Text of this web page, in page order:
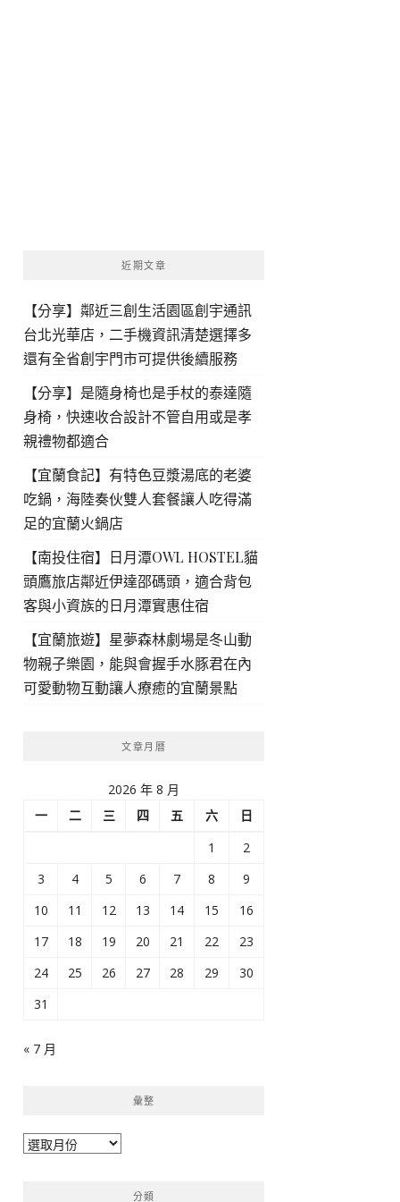
近期文章
【分享】鄰近三創生活園區創宇通訊
台北光華店，二手機資訊清楚選擇多
還有全省創宇門市可提供後續服務
【分享】是隨身椅也是手杖的泰達隨
身椅，快速收合設計不管自用或是孝
親禮物都適合
【宜蘭食記】有特色豆漿湯底的老婆
吃鍋，海陸奏伙雙人套餐讓人吃得滿
足的宜蘭火鍋店
【南投住宿】日月潭OWL HOSTEL貓
頭鷹旅店鄰近伊達邵碼頭，適合背包
客與小資族的日月潭實惠住宿
【宜蘭旅遊】星夢森林劇場是冬山動
物親子樂園，能與會握手水豚君在內
可愛動物互動讓人療癒的宜蘭景點
文章月曆
2026 年 8 月
一
二 三 四 五 六
日
1
2
3
4 5 6 7 8
9
10
11 12 13 14 15
16
17
18 19 20 21 22
23
24
25 26 27 28 29
30
31
« 7 月
彙整
彙
分類